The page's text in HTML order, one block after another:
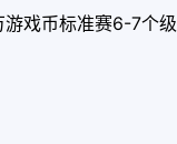
戏币标准赛6-7个级